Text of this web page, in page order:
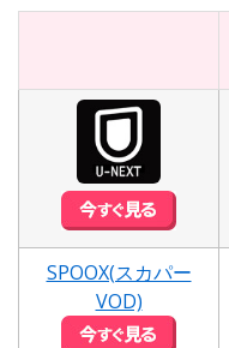
SPOOX(スカパー
VOD)